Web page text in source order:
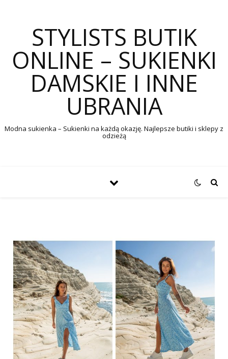
STYLISTS BUTIK
ONLINE – SUKIENKI
DAMSKIE I INNE
UBRANIA
Modna sukienka – Sukienki na każdą okazję. Najlepsze butiki i sklepy z
odzieżą